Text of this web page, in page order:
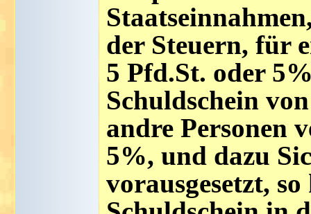
der Steuern, für
5 Pfd.St. oder
Schuldschein
andre Personen
5%, und dazu
vorausgesetzt,